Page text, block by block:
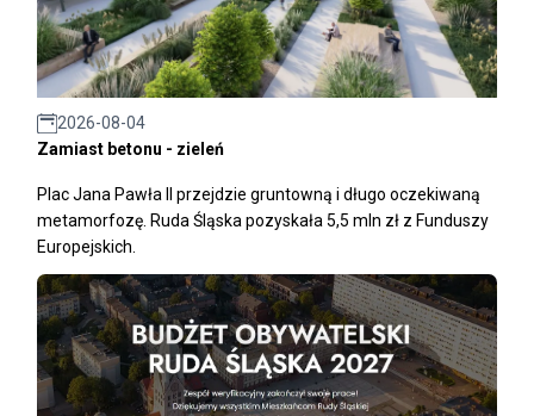
2026-08-04
Zamiast betonu - zieleń
Plac Jana Pawła II przejdzie gruntowną i długo oczekiwaną
metamorfozę. Ruda Śląska pozyskała 5,5 mln zł z Funduszy
Europejskich.